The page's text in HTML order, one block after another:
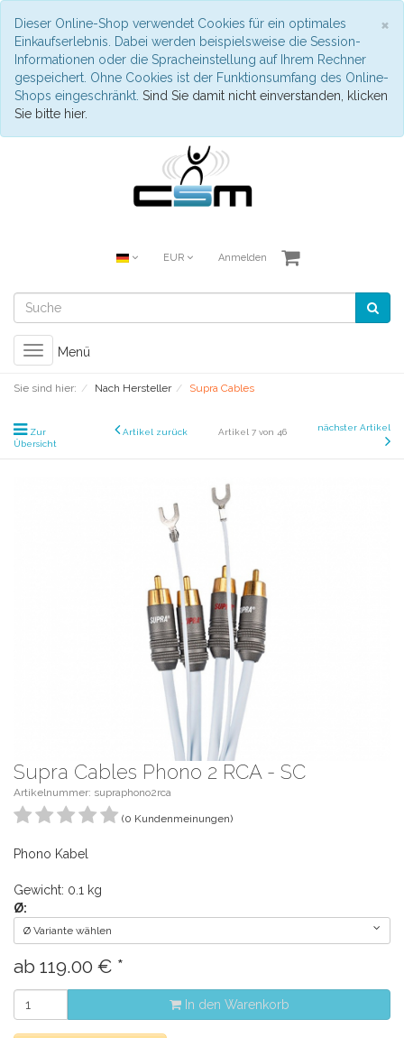
×
Dieser Online-Shop verwendet Cookies für ein optimales
Einkaufserlebnis. Dabei werden beispielsweise die Session-
Informationen oder die Spracheinstellung auf Ihrem Rechner
gespeichert. Ohne Cookies ist der Funktionsumfang des Online-
Shops eingeschränkt. Sind Sie damit nicht einverstanden, klicken
Sie bitte hier.
EUR Anmelden
Toggle
navigation
Menü
Sie sind hier: Nach Hersteller Supra Cables
Zur
Übersicht
Artikel zurück Artikel 7 von 46 nächster Artikel
Supra Cables Phono 2 RCA - SC
Artikelnummer: supraphono2rca
(0 Kundenmeinungen)
Phono Kabel
Gewicht: 0.1 kg
Ø:
Ø Variante wählen
ab 119.00 € *
In den Warenkorb